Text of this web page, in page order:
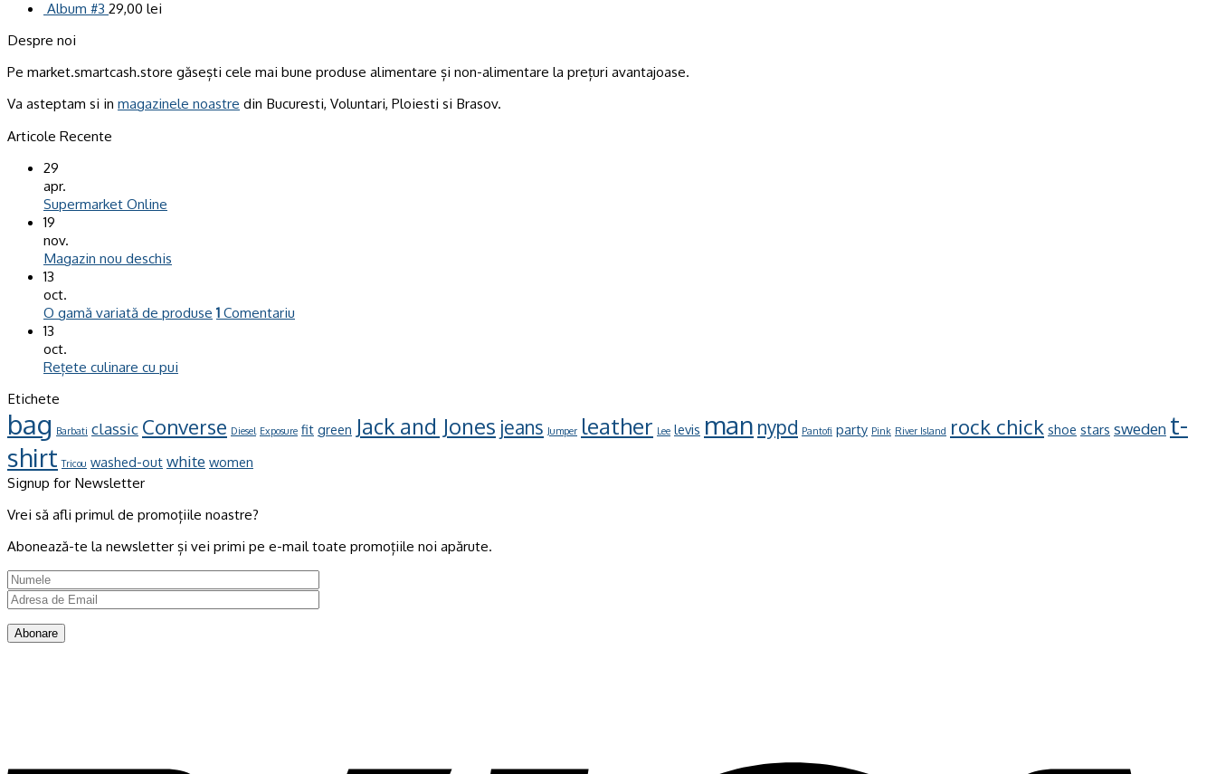
Album #3 29,00 lei
Despre noi
Pe market.smartcash.store găsești cele mai bune produse alimentare și non-alimentare la prețuri avantajoase.
Va asteptam si in magazinele noastre din Bucuresti, Voluntari, Ploiesti si Brasov.
Articole Recente
29
apr.
Supermarket Online
19
nov.
Magazin nou deschis
13
oct.
O gamă variată de produse 1 Comentariu
13
oct.
Rețete culinare cu pui
Etichete
bag Barbati classic Converse Diesel Exposure fit green Jack and Jones jeans Jumper leather Lee levis man nypd Pantofi party Pink River Island rock chick shoe stars sweden t-
shirt Tricou washed-out white women
Signup for Newsletter
Vrei să afli primul de promoțiile noastre?
Abonează-te la newsletter și vei primi pe e-mail toate promoțiile noi apărute.